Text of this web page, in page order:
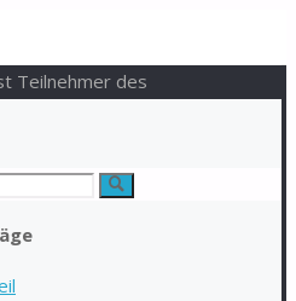
Suche
Teilnehmer des